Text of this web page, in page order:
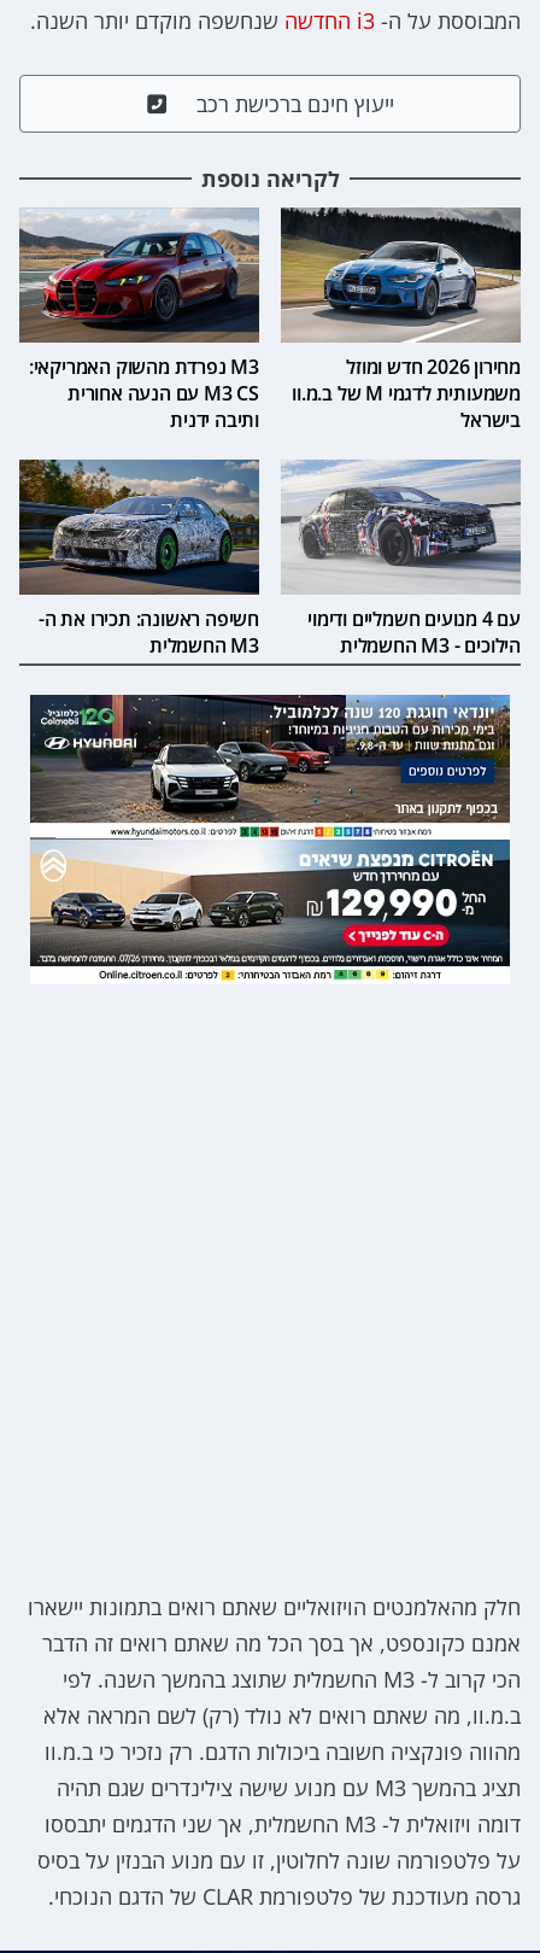
המבוססת על ה- i3 החדשה שנחשפה מוקדם יותר השנה.
ייעוץ חינם ברכישת רכב
לקריאה נוספת
מחירון 2026 חדש ומוזל
משמעותית לדגמי M של ב.מ.וו
בישראל
M3 נפרדת מהשוק האמריקאי:
M3 CS עם הנעה אחורית
ותיבה ידנית
עם 4 מנועים חשמליים ודימוי
הילוכים - M3 החשמלית
חשיפה ראשונה: תכירו את ה-
M3 החשמלית
חלק מהאלמנטים הויזואליים שאתם רואים בתמונות יישארו
אמנם כקונספט, אך בסך הכל מה שאתם רואים זה הדבר
הכי קרוב ל- M3 החשמלית שתוצג בהמשך השנה. לפי
ב.מ.וו, מה שאתם רואים לא נולד (רק) לשם המראה אלא
מהווה פונקציה חשובה ביכולות הדגם. רק נזכיר כי ב.מ.וו
תציג בהמשך M3 עם מנוע שישה צילינדרים שגם תהיה
דומה ויזואלית ל- M3 החשמלית, אך שני הדגמים יתבססו
על פלטפורמה שונה לחלוטין, זו עם מנוע הבנזין על בסיס
גרסה מעודכנת של פלטפורמת CLAR של הדגם הנוכחי.